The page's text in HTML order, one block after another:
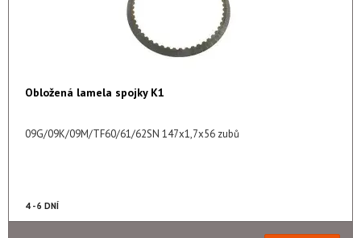
Obložená lamela spojky K1
09G/09K/09M/TF60/61/62SN 147x1,7x56 zubů
4 - 6 DNÍ